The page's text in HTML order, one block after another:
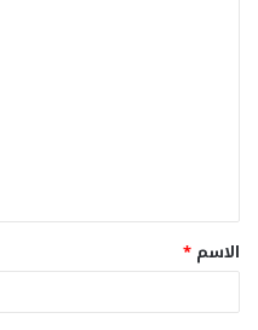
ق
*
الاسم *